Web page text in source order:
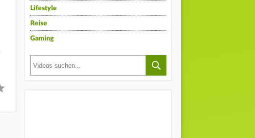
Lifestyle
Reise
Gaming